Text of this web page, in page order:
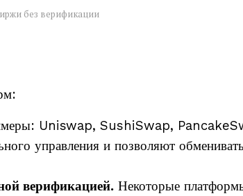
без верификации
Uniswap, SushiSwap,
управления и позволяют
верификацией. Некоторые